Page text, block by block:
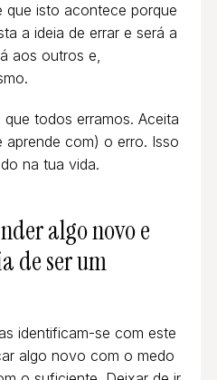
que isto acontece porque
a ideia de errar e será a
aos outros e,
todos erramos. Aceita
aprende com) o erro. Isso
na tua vida.
algo novo e
de ser um
identificam-se com este
algo novo com o medo